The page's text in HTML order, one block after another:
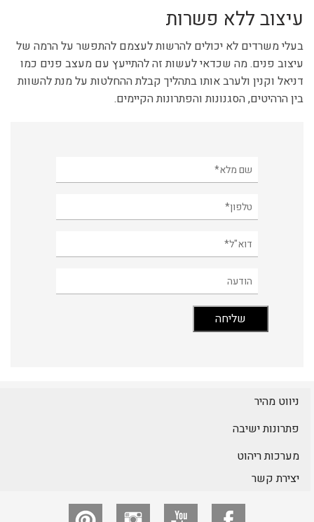
עיצוב ללא פשרות
בעלי משרדים לא יכולים להרשות לעצמם להתפשר על הרמה של
עיצוב פנים. מה שכדאי לעשות זה להתייעץ עם מעצב פנים כמו
דניאל וקנין ולערב אותו בתהליך קבלת ההחלטות על מנת להשוות
בין הרהיטים, הסגנונות והפתרונות הקיימים.
ניווט מהיר
פתרונות ישיבה
מערכות ריהוט
יצירת קשר